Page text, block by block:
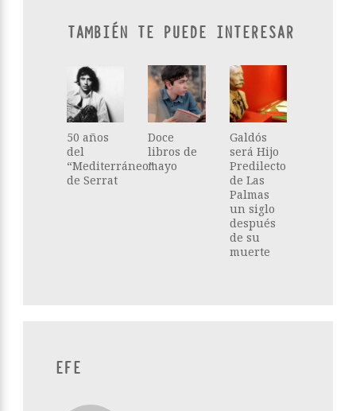
TAMBIÉN TE PUEDE INTERESAR
50 años
del
“Mediterráneo”
de Serrat
Doce
libros de
mayo
Galdós
será Hijo
Predilecto
de Las
Palmas
un siglo
después
de su
muerte
EFE